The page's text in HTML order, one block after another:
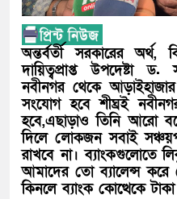
অন্তর্বর্তী সরকারের অর্থ,
দায়িত্বপ্রাপ্ত উপদেষ্টা
নবীনগর থেকে আড়াইহাজার
সংযোগ হবে শীঘ্রই
হবে,এছাড়াও তিনি আরো
দিলে লোকজন সবাই
রাখবে না। ব্যাংকগুলোতে
আমাদের তো ব্যালেন্স করে
কিনলে ব্যাংক কোত্থেকে